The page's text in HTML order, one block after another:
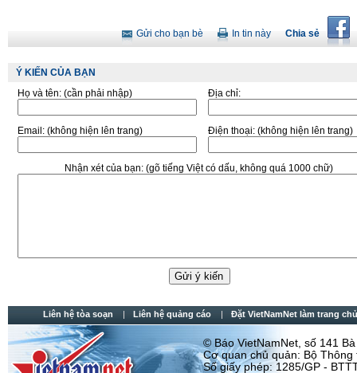
Chia sẻ
In tin này
Gửi cho bạn bè
Ý KIẾN CỦA BẠN
Họ và tên: (cần phải nhập) Địa chỉ:
Email: (không hiện lên trang) Điện thoại: (không hiện lên trang)
Nhận xét của bạn:(gõ tiếng Việt có dấu, không quá 1000 chữ)
Liên hệ tòa soạn Liên hệ quảng cáo Đặt VietNamNet làm trang chủ
© Báo VietNamNet, số 141
Cơ quan chủ quản: Bộ Thông
Số giấy phép: 1285/GP -